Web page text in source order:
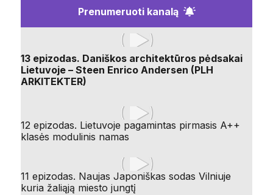
Prenumeruoti kanalą
13 epizodas. Daniškos architektūros pėdsakai
Lietuvoje – Steen Enrico Andersen (PLH
ARKITEKTER)
12 epizodas. Lietuvoje pagamintas pirmasis A++
klasės modulinis namas
11 epizodas. Naujas Japoniškas sodas Vilniuje
kuria žaliąją miesto jungtį